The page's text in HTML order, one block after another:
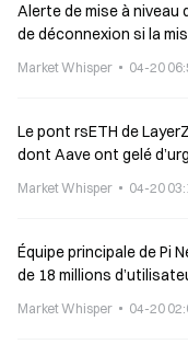
Alerte de mise à niveau
de déconnexion si la
Market Whisper 04-20
Le pont rsETH de
dont Aave ont gelé
Market Whisper 04-20
Équipe principale de Pi
de 18 millions
Market Whisper 04-20